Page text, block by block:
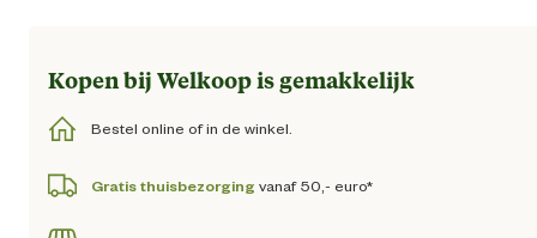
Kopen bij Welkoop is gemakkelijk
Bestel online of in de winkel.
Gratis thuisbezorging vanaf 50,- euro*